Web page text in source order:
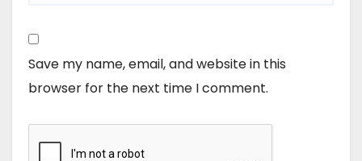
Save my name, email, and website in this
browser for the next time I comment.